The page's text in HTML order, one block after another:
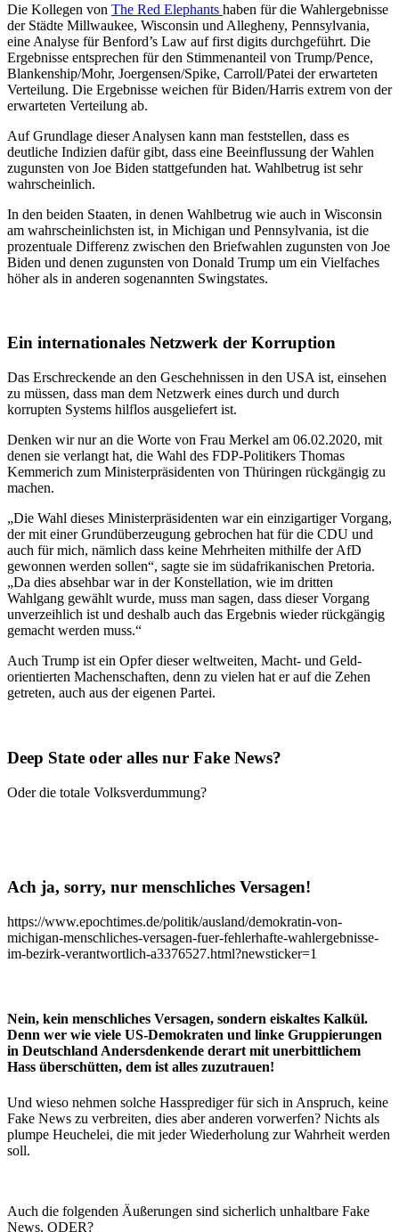
Die Kollegen von The Red Elephants haben für die Wahlergebnisse
der Städte Millwaukee, Wisconsin und Allegheny, Pennsylvania,
eine Analyse für Benford’s Law auf first digits durchgeführt. Die
Ergebnisse entsprechen für den Stimmenanteil von Trump/Pence,
Blankenship/Mohr, Joergensen/Spike, Carroll/Patei der erwarteten
Verteilung. Die Ergebnisse weichen für Biden/Harris extrem von der
erwarteten Verteilung ab.
Auf Grundlage dieser Analysen kann man feststellen, dass es
deutliche Indizien dafür gibt, dass eine Beeinflussung der Wahlen
zugunsten von Joe Biden stattgefunden hat. Wahlbetrug ist sehr
wahrscheinlich.
In den beiden Staaten, in denen Wahlbetrug wie auch in Wisconsin
am wahrscheinlichsten ist, in Michigan und Pennsylvania, ist die
prozentuale Differenz zwischen den Briefwahlen zugunsten von Joe
Biden und denen zugunsten von Donald Trump um ein Vielfaches
höher als in anderen sogenannten Swingstates.
Ein internationales Netzwerk der Korruption
Das Erschreckende an den Geschehnissen in den USA ist, einsehen
zu müssen, dass man dem Netzwerk eines durch und durch
korrupten Systems hilflos ausgeliefert ist.
Denken wir nur an die Worte von Frau Merkel am 06.02.2020, mit
denen sie verlangt hat, die Wahl des FDP-Politikers Thomas
Kemmerich zum Ministerpräsidenten von Thüringen rückgängig zu
machen.
„Die Wahl dieses Ministerpräsidenten war ein einzigartiger Vorgang,
der mit einer Grundüberzeugung gebrochen hat für die CDU und
auch für mich, nämlich dass keine Mehrheiten mithilfe der AfD
gewonnen werden sollen“, sagte sie im südafrikanischen Pretoria.
„Da dies absehbar war in der Konstellation, wie im dritten
Wahlgang gewählt wurde, muss man sagen, dass dieser Vorgang
unverzeihlich ist und deshalb auch das Ergebnis wieder rückgängig
gemacht werden muss.“
Auch Trump ist ein Opfer dieser weltweiten, Macht- und Geld-
orientierten Machenschaften, denn zu vielen hat er auf die Zehen
getreten, auch aus der eigenen Partei.
Deep State oder alles nur Fake News?
Oder die totale Volksverdummung?
Ach ja, sorry, nur menschliches Versagen!
https://www.epochtimes.de/politik/ausland/demokratin-von-
michigan-menschliches-versagen-fuer-fehlerhafte-wahlergebnisse-
im-bezirk-verantwortlich-a3376527.html?newsticker=1
Nein, kein menschliches Versagen, sondern eiskaltes Kalkül.
Denn wer wie viele US-Demokraten und linke Gruppierungen
in Deutschland Andersdenkende derart mit unerbittlichem
Hass überschütten, dem ist alles zuzutrauen!
Und wieso nehmen solche Hassprediger für sich in Anspruch, keine
Fake News zu verbreiten, dies aber anderen vorwerfen? Nichts als
plumpe Heuchelei, die mit jeder Wiederholung zur Wahrheit werden
soll.
Auch die folgenden Äußerungen sind sicherlich unhaltbare Fake
News. ODER?